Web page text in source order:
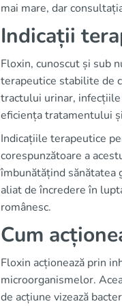
mai mare, dar
Indicații
Floxin, cunoscut și sub
terapeutice stabilite de
tractului urinar,
eficiența tratamentului
Indicațiile terapeutice
corespunzătoare a
îmbunătățind sănătatea
aliat de încredere în
românesc.
Cum
Floxin acționează prin
microorganismelor.
de acțiune vizează